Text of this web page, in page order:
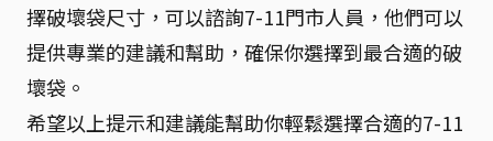
擇破壞袋尺寸，可以諮詢7-11門市人員，他們可以
提供專業的建議和幫助，確保你選擇到最合適的破
壞袋。
希望以上提示和建議能幫助你輕鬆選擇合適的7-11